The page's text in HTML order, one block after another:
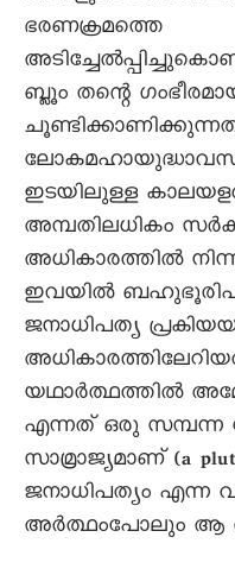
ഭരണക്രമത്തെ
ബ്ലൂം തന്റെ
ഇടയിലുള്ള
അമ്പതിലധികം
അധികാരത്തിൽ
ഇവയിൽ
ജനാധിപത്യ
യഥാർത്ഥത്തിൽ
എന്നത് ഒരു സമ്പന്ന
സാമ്രാജ്യമാണ് (a
ജനാധിപത്യം എന്ന
അർത്ഥംപോലും ആ